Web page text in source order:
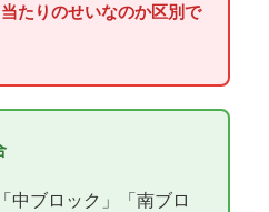
たりのせいなのか区別で
中ブロック」「南ブロ